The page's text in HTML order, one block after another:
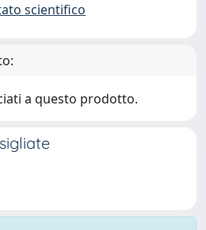
scientifico
a questo prodotto.